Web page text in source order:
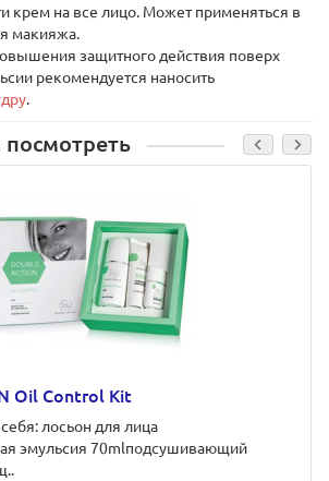
крем на все лицо. Может применяться в
макияжа.
защитного действия поверх
рекомендуется наносить
.
Oil Control Kit
лосьон для лица
эмульсия 70mlподсушивающий